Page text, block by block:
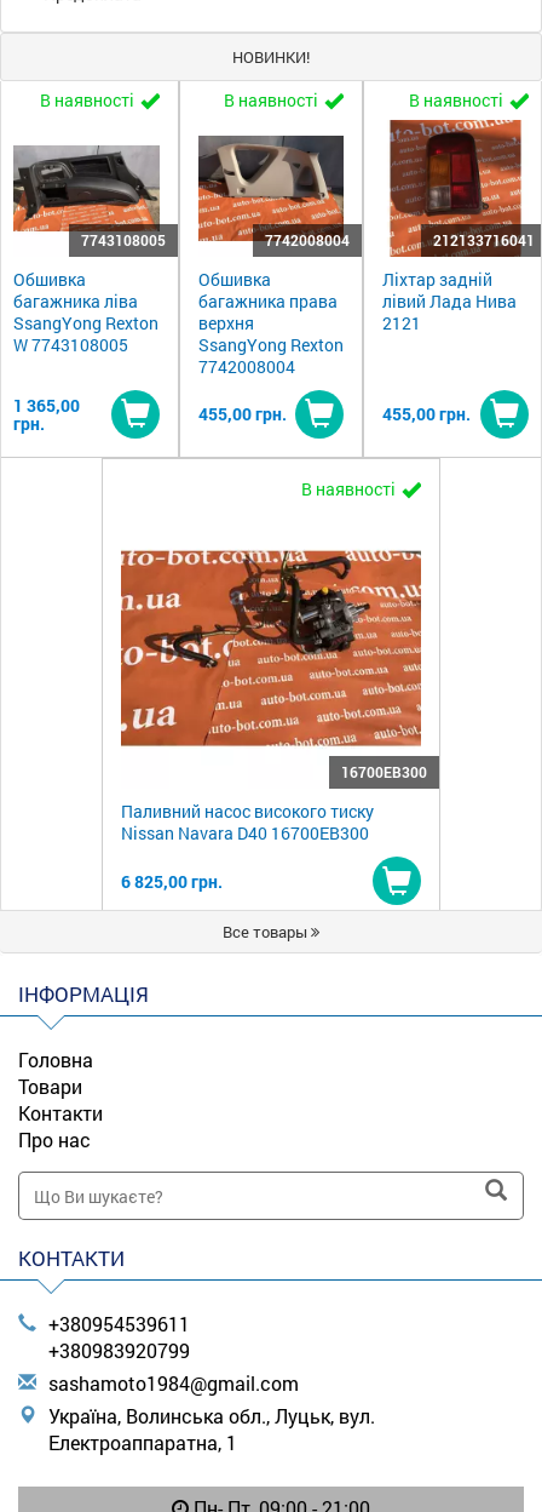
НОВИНКИ!
В наявності
7743108005
Обшивка
багажника ліва
SsangYong Rexton
W 7743108005
1 365,00
грн.
Купити
В наявності
7742008004
Обшивка
багажника права
верхня
SsangYong Rexton
7742008004
455,00 грн.
Купити
В наявності
212133716041
Ліхтар задній
лівий Лада Нива
2121
455,00 грн.
В наявності
16700EB300
Паливний насос високого тиску
Nissan Navara D40 16700EB300
6 825,00 грн.
Купити
Все товары
ІНФОРМАЦІЯ
Головна
Товари
Контакти
Про нас
КОНТАКТИ
+380954539611
+380983920799
sashamoto1984@gmail.com
Україна, Волинська обл., Луцьк, вул.
Електроаппаратна, 1